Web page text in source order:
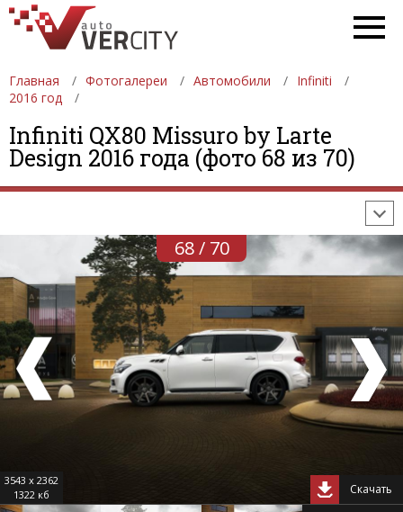
Главная Фотогалереи Автомобили
Infiniti
2016 год
Infiniti QX80 Missuro by Larte
Design 2016 года (фото 68 из 70)
ФОТОГАЛЕРЕИ АВТОМОБИЛИ
ДЕВУШКИ
АВТОСАЛОНЫ
ФОРМУЛА-1
68 / 70
3543 x 2362
1322 кб
Скачать